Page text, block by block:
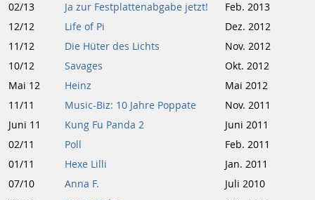
02/13
Ja zur Festplattenabgabe jetzt!
Feb. 2013
12/12
Life of Pi
Dez. 2012
11/12
Die Hüter des Lichts
Nov. 2012
10/12
Savages
Okt. 2012
Mai 12
Heinz
Mai 2012
11/11
Music-Biz: 10 Jahre Poppate
Nov. 2011
Juni 11
Kung Fu Panda 2
Juni 2011
02/11
Poll
Feb. 2011
01/11
Hexe Lilli
Jan. 2011
07/10
Anna F.
Juli 2010